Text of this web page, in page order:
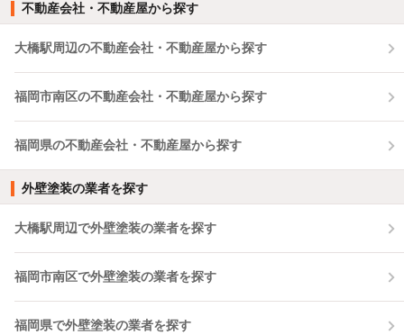
不動産会社・不動産屋から探す
大橋駅周辺の不動産会社・不動産屋から探す
福岡市南区の不動産会社・不動産屋から探す
福岡県の不動産会社・不動産屋から探す
外壁塗装の業者を探す
大橋駅周辺で外壁塗装の業者を探す
福岡市南区で外壁塗装の業者を探す
福岡県で外壁塗装の業者を探す